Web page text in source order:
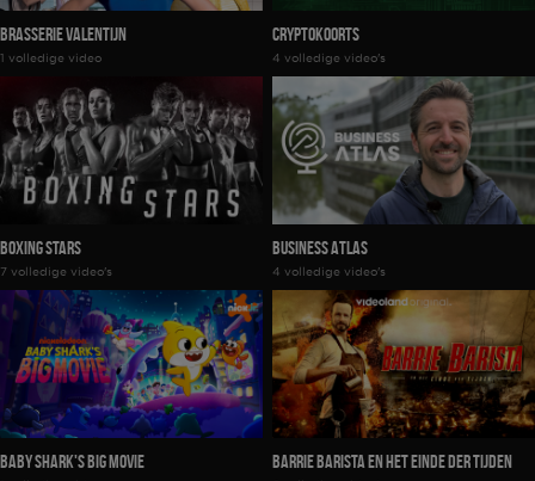
Brasserie Valentijn
1 volledige video
Cryptokoorts
4 volledige video's
Boxing Stars
7 volledige video's
Business Atlas
4 volledige video's
Baby Shark's Big Movie Barrie Barista en het Einde der Tijden